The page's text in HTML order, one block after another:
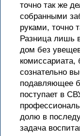
точно так же
собранными
руками, точно
Разница лишь
дом без
комиссариата,
сознательно
подавляющее
поступает в
долю в
задача